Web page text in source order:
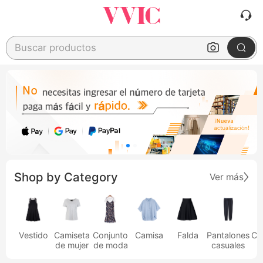
Buscar productos
Shop by Category Ver más
Vestido
Camiseta
de mujer
Conjunto
de moda
Camisa Falda
Pantalones
casuales